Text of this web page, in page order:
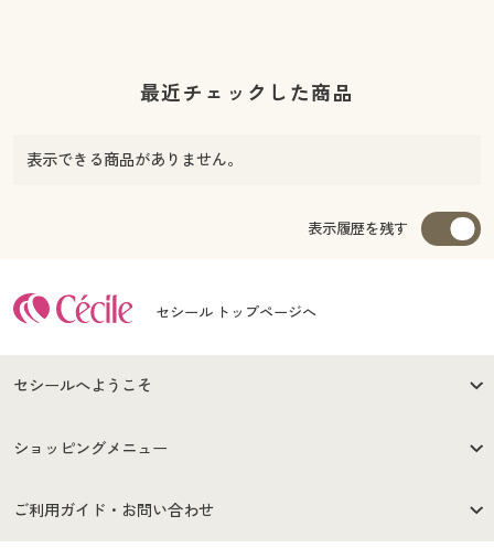
最近チェックした商品
表示できる商品がありません。
表示履歴を残す
セシール トップページへ
セシールへようこそ
はじめての方へ
セシールご利用規約
ショッピングメニュー
商品カテゴリ
ご利用ガイド・お問い合わせ